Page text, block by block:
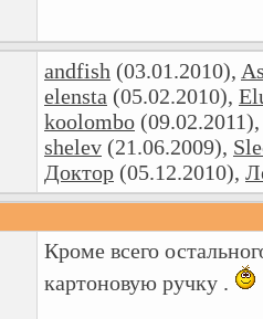
andfish (03.01.2010),
elensta (05.02.2010),
koolombo
shelev (21.06.2009),
Доктор (05.12.2010),
Кроме всего
картоновую ручку .